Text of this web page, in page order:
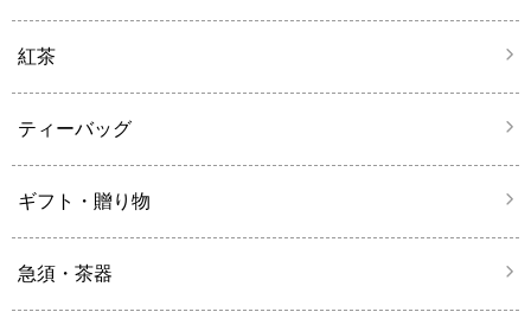
紅茶
ティーバッグ
ギフト・贈り物
急須・茶器